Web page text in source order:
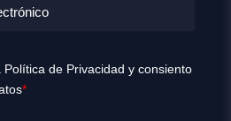
de Privacidad y consiento
*